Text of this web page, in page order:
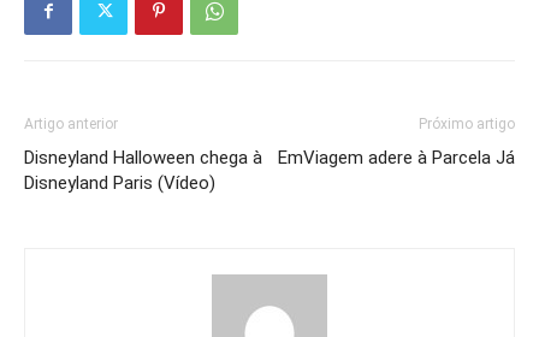
Artigo anterior
Disneyland Halloween chega à
Disneyland Paris (Vídeo)
Próximo artigo
EmViagem adere à Parcela Já